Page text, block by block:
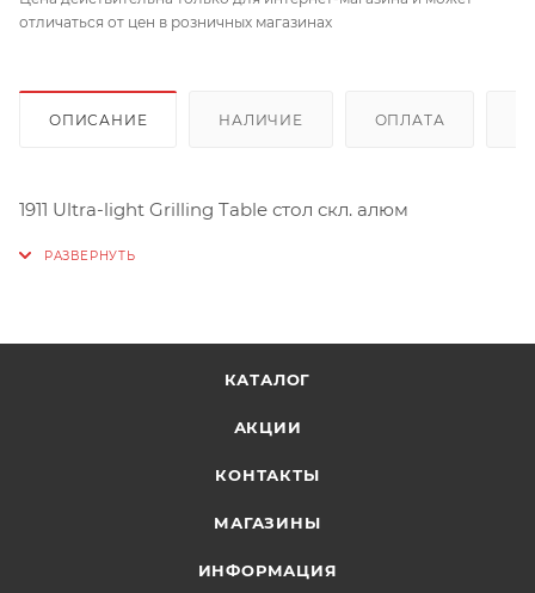
отличаться от цен в розничных магазинах
ОПИСАНИЕ НАЛИЧИЕ ОПЛАТА
1911 Ultra-light Grilling Table стол скл. алюм
КАТАЛОГ
АКЦИИ
КОНТАКТЫ
МАГАЗИНЫ
ИНФОРМАЦИЯ